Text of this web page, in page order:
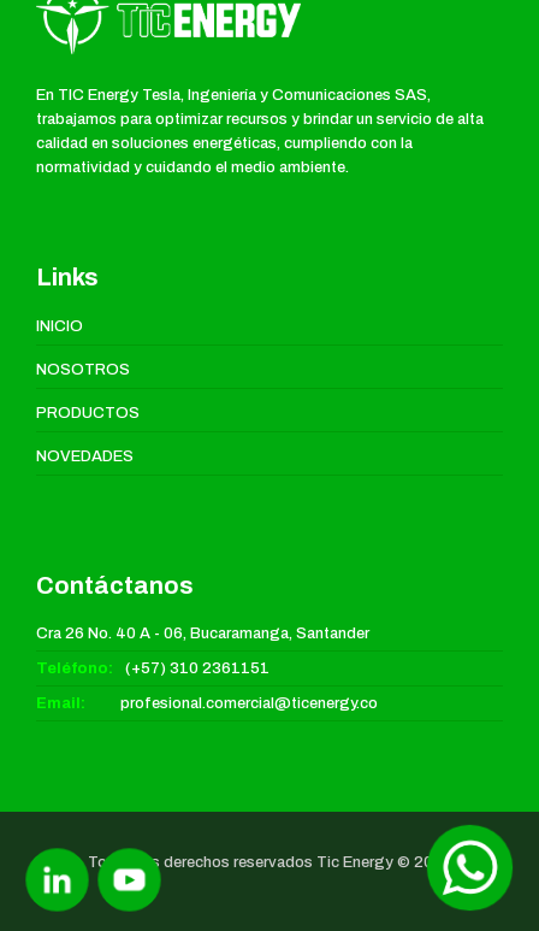
En TIC Energy Tesla, Ingeniería y Comunicaciones SAS,
trabajamos para optimizar recursos y brindar un servicio de alta
calidad en soluciones energéticas, cumpliendo con la
normatividad y cuidando el medio ambiente.
Links
INICIO
NOSOTROS
PRODUCTOS
NOVEDADES
Contáctanos
Cra 26 No. 40 A - 06, Bucaramanga, Santander
Teléfono: (+57) 310 2361151
Email: profesional.comercial@ticenergy.co
Todos los derechos reservados Tic Energy © 2025